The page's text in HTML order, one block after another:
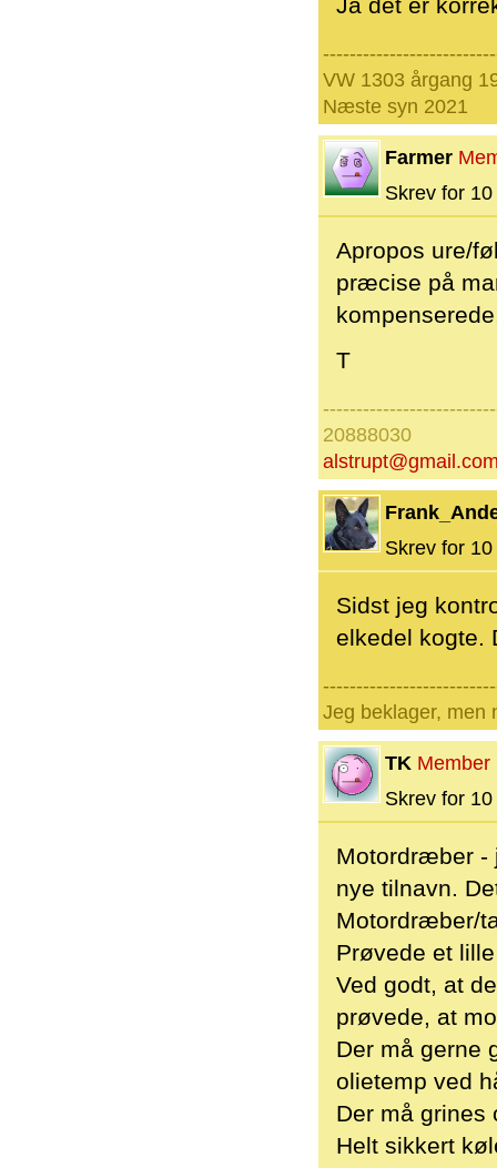
Ja det er
VW 1303 årgang
Næste syn 2021
Farmer
Skrev for
Apropos ure/
præcise på
T
20888030
Skrev for
Sidst jeg
elkedel kogte.
Jeg beklager, men
TK Member
Skrev for
Motordræber -
nye tilnavn.
Motordræber/
Prøvede et
Ved godt, at
prøvede, at
Der må gerne
olietemp ved
Der må grines
Helt sikkert